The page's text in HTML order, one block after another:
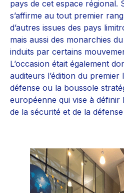
pays de cet espace régional.
s’affirme au tout premier
d’autres issues des pays
mais aussi des monarchies
induits par certains
L’occasion était également
auditeurs l’édition du
défense ou la boussole
européenne qui vise à définir
de la sécurité et de la